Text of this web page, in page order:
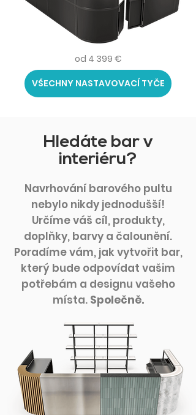
od 4 399 €
VŠECHNY NASTAVOVACÍ TYČE
Hledáte bar v
interiéru?
Navrhování barového pultu
nebylo nikdy jednodušší!
Určíme váš cíl, produkty,
doplňky, barvy a čalounění.
Poradíme vám, jak vytvořit bar,
který bude odpovídat vašim
potřebám a designu vašeho
místa. Společně.